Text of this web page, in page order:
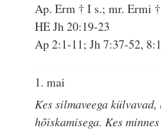
Ap. Erm † I s.; mr. Ermi
HE Jh 20:19-23
Ap 2:1-11; Jh 7:37-52,
1. mai
Kes silmaveega
hõiskamisega. Kes